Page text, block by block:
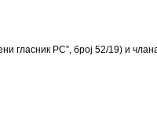
гласник РС”, број 52/19) и